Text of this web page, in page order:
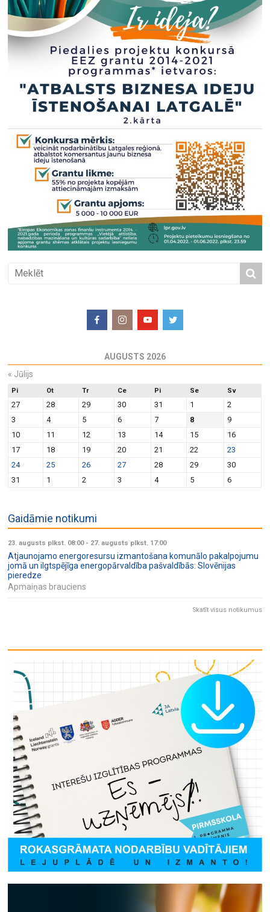
AUGUSTS 2026
« Jūlijs
Pi Ot Tr Ce Pi Se Sv
27 28 29 30 31 1
2
3
4 5 6 7 8
9
10
11 12 13 14 15
16
17
18 19 20 21 22
23
24
25 26 27 28 29
30
31
1 2 3 4 5 6
Gaidāmie notikumi
23. augusts plkst. 08:00- 27. augusts plkst. 17:00
Atjaunojamo energoresursu izmantošana komunālo pakalpojumu
jomā un ilgtspējīga energopārvaldība pašvaldībās: Slovēnijas
pieredze
Apmaiņas brauciens
Skatīt visus notikumus